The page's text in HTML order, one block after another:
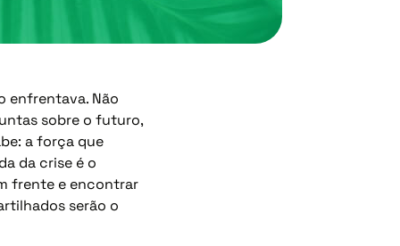
enfrentava. Não
sobre o futuro,
a força que
da crise é o
frente e encontrar
serão o